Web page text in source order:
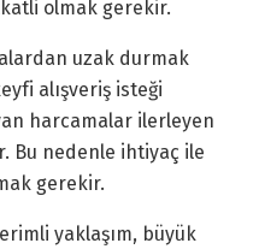
olmak gerekir.
uzak durmak
alışveriş isteği
harcamalar ilerleyen
Bu nedenle ihtiyaç ile
gerekir.
yaklaşım, büyük